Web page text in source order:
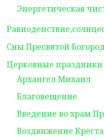
Энергетическая
Сны Пресвятой
Церковные праздники
Архангел Михаил
Благовещение
Введение во храм
Воздвижение